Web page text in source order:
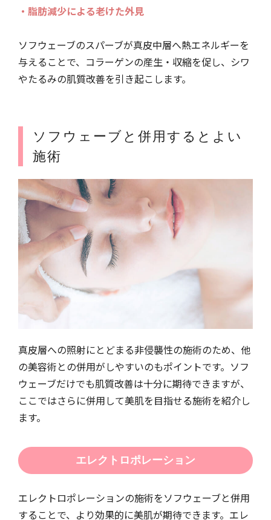
・脂肪減少による老けた外見
ソフウェーブのスパーブが真皮中層へ熱エネルギーを
与えることで、コラーゲンの産生・収縮を促し、シワ
やたるみの肌質改善を引き起こします。
ソフウェーブと併用するとよい
施術
真皮層への照射にとどまる非侵襲性の施術のため、他
の美容術との併用がしやすいのもポイントです。ソフ
ウェーブだけでも肌質改善は十分に期待できますが、
ここではさらに併用して美肌を目指せる施術を紹介し
ます。
エレクトロポレーション
エレクトロポレーションの施術をソフウェーブと併用
することで、より効果的に美肌が期待できます。エレ